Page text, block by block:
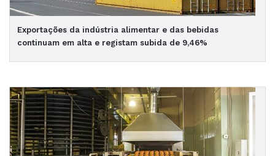
Exportações da indústria alimentar e das bebidas
continuam em alta e registam subida de 9,46%